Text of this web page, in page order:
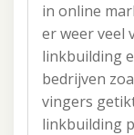
in online
er weer veel
linkbuilding
bedrijven
vingers
linkbuilding